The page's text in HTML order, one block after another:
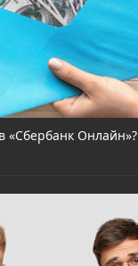
«Сбербанк Онлайн»?